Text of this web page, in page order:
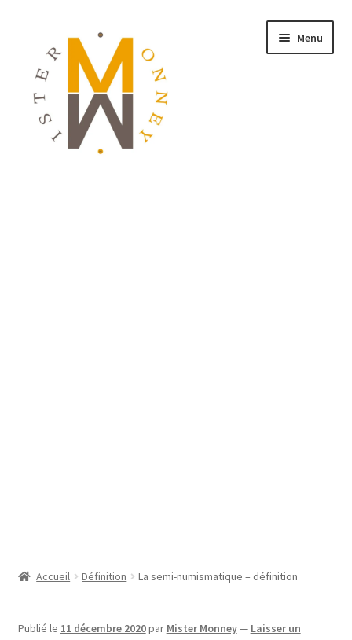
Menu
Accueil Définition La semi-numismatique – définition
Publié le 11 décembre 2020par Mister Monney— Laisser un